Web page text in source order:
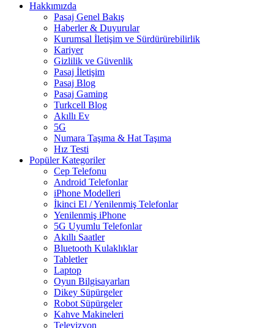
Hakkımızda
Pasaj Genel Bakış
Haberler & Duyurular
Kurumsal İletişim ve Sürdürürebilirlik
Kariyer
Gizlilik ve Güvenlik
Pasaj İletişim
Pasaj Blog
Pasaj Gaming
Turkcell Blog
Akıllı Ev
5G
Numara Taşıma & Hat Taşıma
Hız Testi
Popüler Kategoriler
Cep Telefonu
Android Telefonlar
iPhone Modelleri
İkinci El / Yenilenmiş Telefonlar
Yenilenmiş iPhone
5G Uyumlu Telefonlar
Akıllı Saatler
Bluetooth Kulaklıklar
Tabletler
Laptop
Oyun Bilgisayarları
Dikey Süpürgeler
Robot Süpürgeler
Kahve Makineleri
Televizyon